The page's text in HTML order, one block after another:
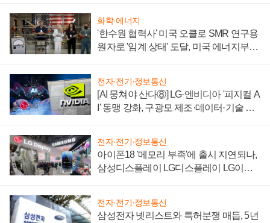
화학·에너지
'한수원 협력사' 미국 오클로 SMR 연구용
원자로 '임계 상태' 도달, 미국 에너지부
전자·전기·정보통신
[AI 뭉쳐야 산다⑧] LG·엔비디아 '피지컬 A
I' 동맹 강화, 구광모 제조·데이터·기술 결
전자·전기·정보통신
아이폰18 '메모리 부족'에 출시 지연되나,
삼성디스플레이 LG디스플레이 LG이노
전자·전기·정보통신
삼성전자 넷리스트와 특허분쟁 매듭, 5년